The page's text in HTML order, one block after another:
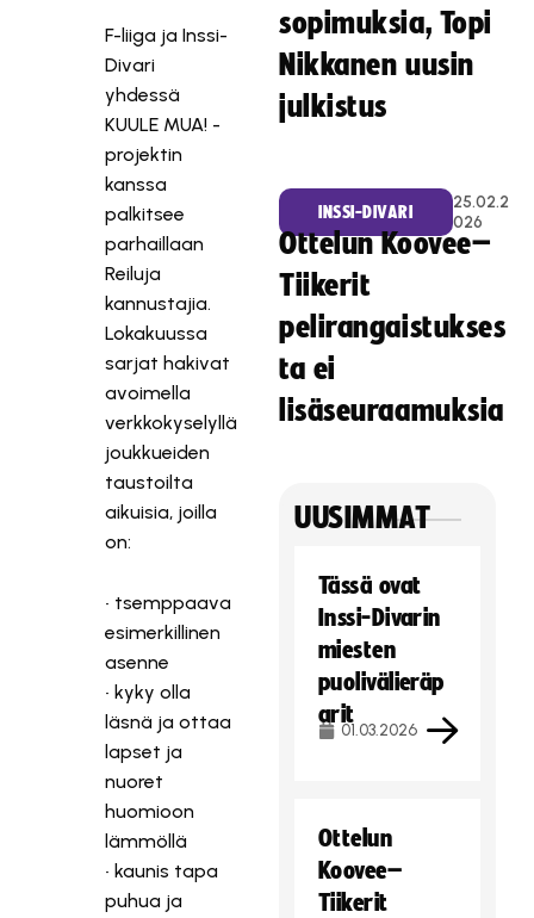
F-liiga ja Inssi-
Divari
yhdessä
KUULE MUA! -
projektin
kanssa
palkitsee
parhaillaan
Reiluja
kannustajia.
Lokakuussa
sarjat hakivat
avoimella
verkkokyselyllä
joukkueiden
taustoilta
aikuisia, joilla
on:
• tsemppaava
esimerkillinen
asenne
• kyky olla
läsnä ja ottaa
lapset ja
nuoret
huomioon
lämmöllä
• kaunis tapa
puhua ja
sopimuksia, Topi
Nikkanen uusin
julkistus
INSSI-DIVARI
25.02.2
026
Ottelun Koovee–
Tiikerit
pelirangaistukses
ta ei
lisäseuraamuksia
UUSIMMAT
Tässä ovat
Inssi-Divarin
miesten
puolivälieräp
arit
01.03.2026
Ottelun
Koovee–
Tiikerit